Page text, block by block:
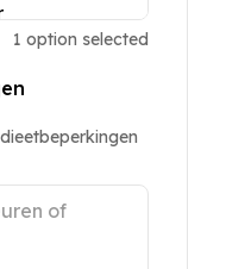
1 option selected